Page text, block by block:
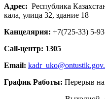
Адрес: Республика
кала, улица 32, здание 18
Канцелярия: +7(725-33) 5-
Call-центр: 1305
Email:
График Работы: Перерыв на